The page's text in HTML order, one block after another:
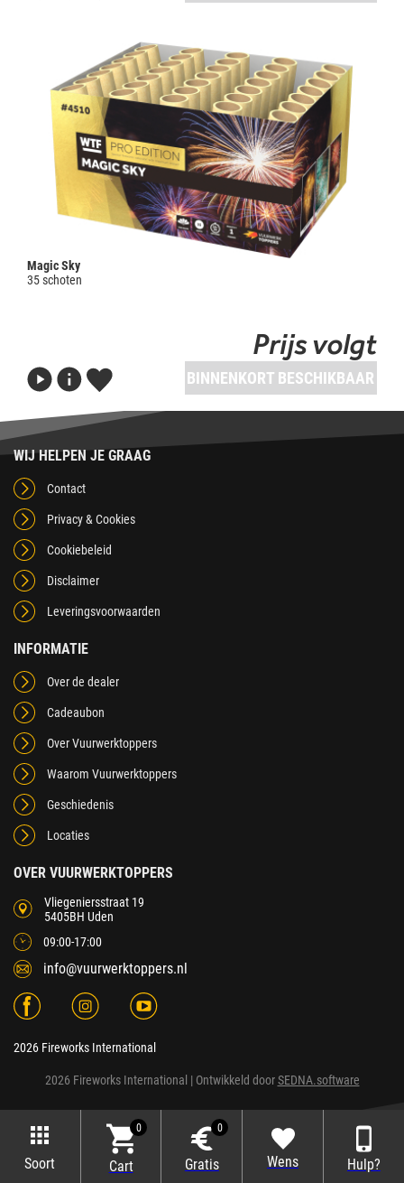
Soort
0
Cart
0
Gratis Wens Hulp?
Magic Sky
35 schoten
Prijs volgt
BINNENKORT BESCHIKBAAR
WIJ HELPEN JE GRAAG
Contact
Privacy & Cookies
Cookiebeleid
Disclaimer
Leveringsvoorwaarden
INFORMATIE
Over de dealer
Cadeaubon
Over Vuurwerktoppers
Waarom Vuurwerktoppers
Geschiedenis
Locaties
OVER VUURWERKTOPPERS
Vliegeniersstraat 19
5405BH Uden
09:00-17:00
info@vuurwerktoppers.nl
2026 Fireworks International
2026 Fireworks International | Ontwikkeld doorSEDNA.software